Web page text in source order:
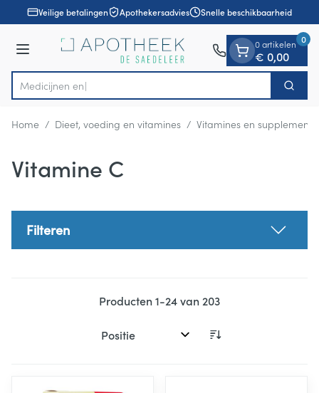
Ga naar de inhoud
1 van 1Veilige betalingen Apothekersadvies Snelle beschikbaarheid
Menu
Product, merk, categorie... Zoek
0 artikelen
€ 0,00
0
Home / Dieet, voeding en vitamines / Vitamines en
Vitamine C
Filteren
Producten1-24van 203
Sorteer op: